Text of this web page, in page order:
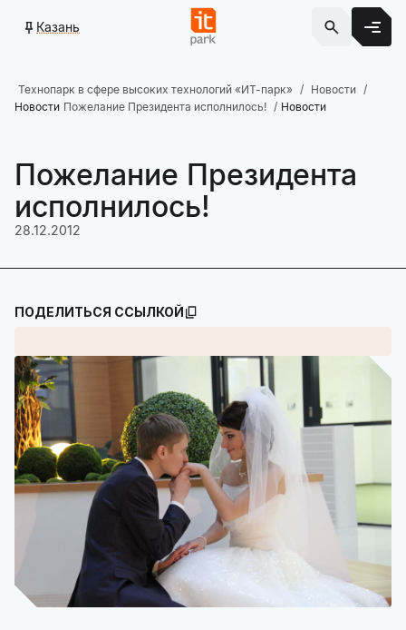
Казань
Технопарк в сфере высоких технологий «ИТ-парк»
Новости
Новости Пожелание Президента исполнилось! Новости
Пожелание Президента
исполнилось!
28.12.2012
ПОДЕЛИТЬСЯ ССЫЛКОЙ